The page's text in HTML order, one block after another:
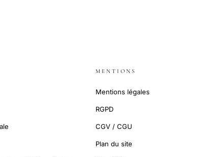
MENTIONS
Mentions légales
RGPD
CGV / CGU
Plan du site